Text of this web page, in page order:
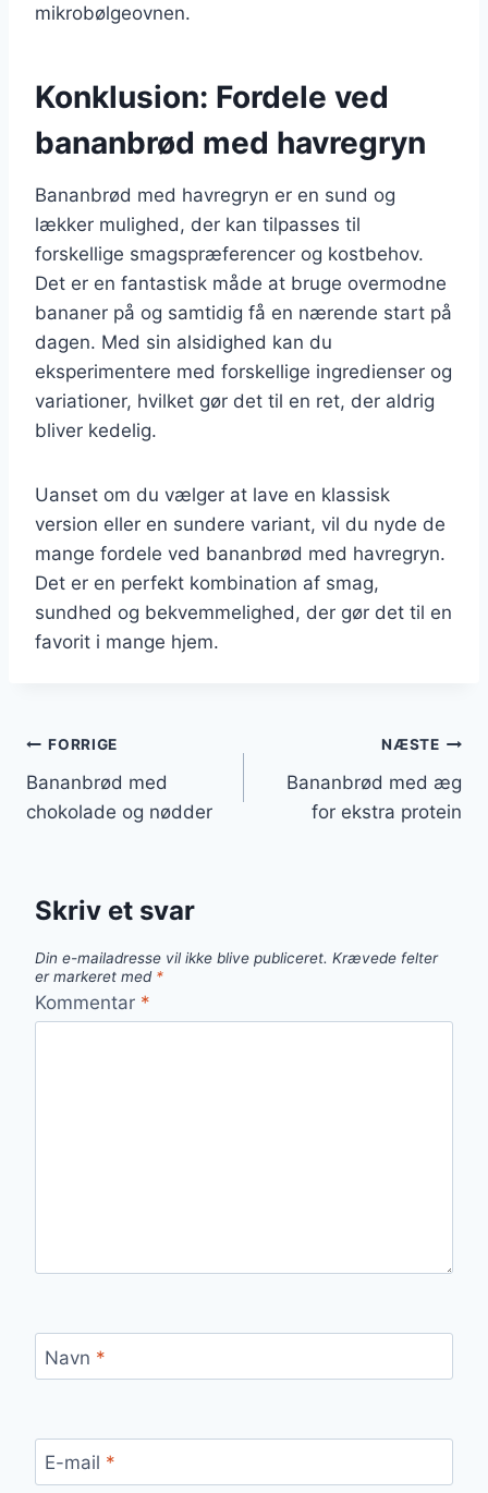
mikrobølgeovnen.
Konklusion: Fordele ved
bananbrød med havregryn
Bananbrød med havregryn er en sund og
lækker mulighed, der kan tilpasses til
forskellige smagspræferencer og kostbehov.
Det er en fantastisk måde at bruge overmodne
bananer på og samtidig få en nærende start på
dagen. Med sin alsidighed kan du
eksperimentere med forskellige ingredienser og
variationer, hvilket gør det til en ret, der aldrig
bliver kedelig.
Uanset om du vælger at lave en klassisk
version eller en sundere variant, vil du nyde de
mange fordele ved bananbrød med havregryn.
Det er en perfekt kombination af smag,
sundhed og bekvemmelighed, der gør det til en
favorit i mange hjem.
Indlægsnavigation
FORRIGE
Bananbrød med
chokolade og nødder
NÆSTE
Bananbrød med æg
for ekstra protein
Skriv et svar
Din e-mailadresse vil ikke blive publiceret. Krævede felter
er markeret med *
Kommentar *
Navn *
E-mail *